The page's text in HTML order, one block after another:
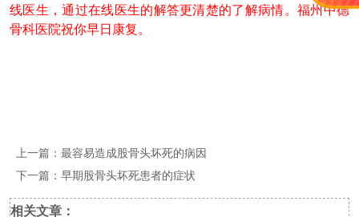
线医生，通过在线医生的解答更清楚的了解病情。福州中德
骨科医院祝你早日康复。
上一篇：最容易造成股骨头坏死的病因
下一篇：早期股骨头坏死患者的症状
相关文章：